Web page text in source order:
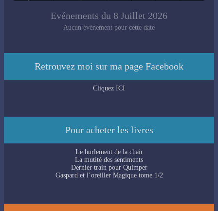
Evénements du 8 Juillet 2026
Aucun événement pour cette date
Retrouvez moi sur ma page Facebook
Cliquez ICI
Pour acheter les livres
Le hurlement de la chair
La mutité des sentiments
Dernier train pour Quimper
Gaspard et l’oreiller Magique tome 1/2